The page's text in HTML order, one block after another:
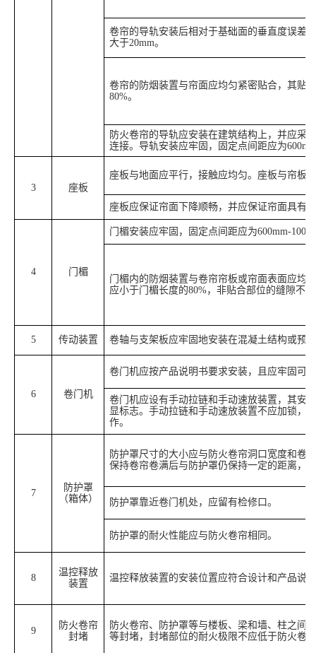
卷帘的导轨安装后相对于基础面的垂直度误差
大于20mm。
卷帘的防烟装置与帘面应均匀紧密贴合，其贴
80%。
防火卷帘的导轨应安装在建筑结构上，并应采
连接。导轨安装应牢固，固定点间距应为
3 座板
座板与地面应平行，接触应均匀。座板与帘板
座板应保证帘面下降顺畅，并应保证帘面具有
4 门楣
门楣安装应牢固，固定点间距应为600mm-
门楣内的防烟装置与卷帘帘板或帘面表面应均
应小于门楣长度的80%，非贴合部位的缝隙不
5 传动装置 卷轴与支架板应牢固地安装在混凝土结构或预
6 卷门机
卷门机应按产品说明书要求安装，且应牢固可
卷门机应设有手动拉链和手动速放装置，其安
显标志。手动拉链和手动速放装置不应加锁，
作。
7
防护罩
（箱体）
防护罩尺寸的大小应与防火卷帘洞口宽度和卷
保持卷帘卷满后与防护罩仍保持一定的距离，
防护罩靠近卷门机处，应留有检修口。
防护罩的耐火性能应与防火卷帘相同。
8
温控释放
装置
温控释放装置的安装位置应符合设计和产品说
9
防火卷帘
封堵
防火卷帘、防护罩等与楼板、梁和墙、柱之间
等封堵，封堵部位的耐火极限不应低于防火卷